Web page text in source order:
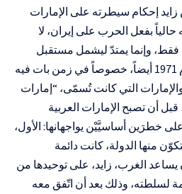
زايد إحكام سيطرته على الإمارات
بفعل الحرب على إيران، لا
وإنما يمتدّ ليشمل مستقبل
الدولة التي وحّدها والده عام 1971 أيضاً، خصوصاً في زمن بات فيه
التي كانت تُسمّى، “إمارات
أن تصبح الإمارات العربية
خطرَين أساسيَّيْن يواجهانها: الأول،
منها الدولة، كانت دائمة
يساعد الغرب، زايد، على توحيدها من
لسلطته، وذلك بعد أن اتّفق معه